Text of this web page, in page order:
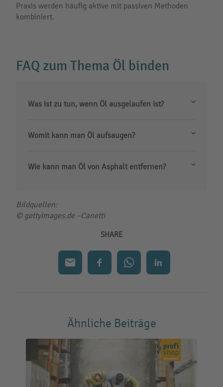
Praxis werden häufig aktive mit passiven Methoden
kombiniert.
FAQ zum Thema Öl binden
Was ist zu tun, wenn Öl ausgelaufen ist?
Womit kann man Öl aufsaugen?
Wie kann man Öl von Asphalt entfernen?
Bildquellen:
© gettyimages.de –Canetti
SHARE
Ähnliche Beiträge